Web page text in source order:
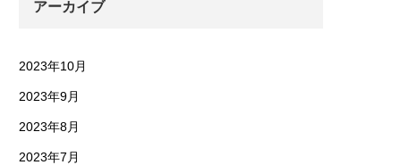
アーカイブ
2023年10月
2023年9月
2023年8月
2023年7月